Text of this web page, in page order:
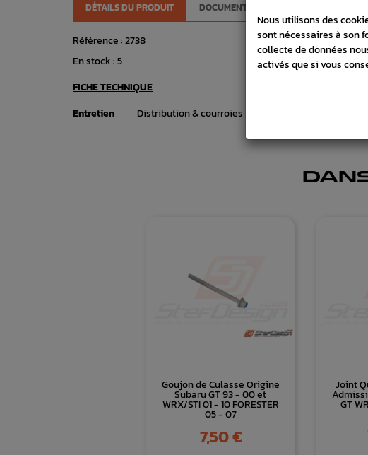
DÉTAILS DU PRODUIT DOCUMENTS JOINTS
Référence :2738
En stock :5
FICHE TECHNIQUE
Entretien
Distribution & courroies
Goujon de Culasse Origine
Subaru GT 93 - 00 et
WRX/STI 01 - 10 FORESTER
05 - 07
Prix
7,50 €
Joint
GT
Nous utilisons des
sont nécessaires à son
collecte de données
activés que si vous